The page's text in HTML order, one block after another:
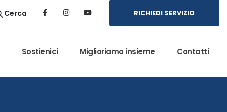
Cerca RICHIEDI SERVIZIO
Sostienici Miglioriamo insieme Contatti